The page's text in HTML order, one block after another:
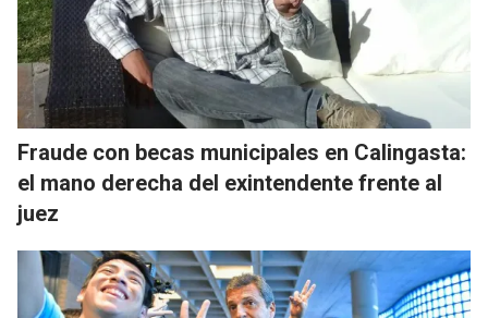
Fraude con becas municipales en Calingasta:
el mano derecha del exintendente frente al
juez